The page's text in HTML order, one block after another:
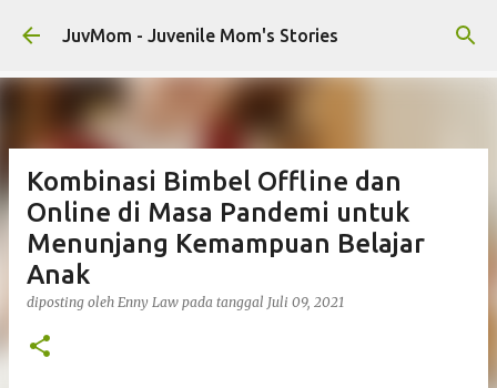
Langsung ke konten utama
JuvMom - Juvenile Mom's Stories
Kombinasi Bimbel Offline dan
Online di Masa Pandemi untuk
Menunjang Kemampuan Belajar
Anak
diposting oleh Enny Law pada tanggal Juli 09, 2021